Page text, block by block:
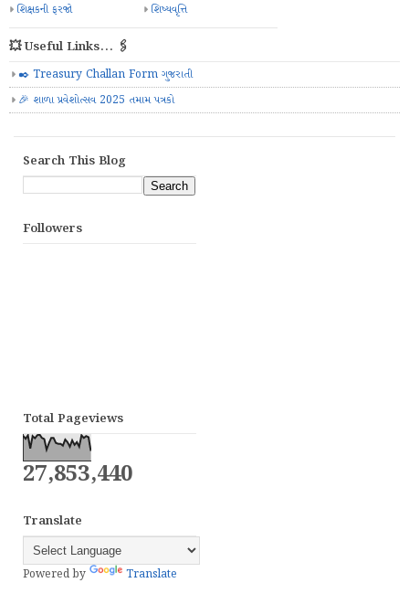
શિક્ષકની ફરજો શિષ્યવૃત્તિ
💥 Useful Links... 🖇️
✒️ Treasury Challan Form ગુજરાતી
🎉 શાળા પ્રવેશોત્સવ 2025 તમામ પત્રકો
Search This Blog
Followers
Total Pageviews
27,853,440
Translate
Powered by Translate